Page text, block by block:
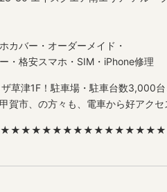
カバー・オーダーメイド・
・格安スマホ・SIM・iPhone修理
草津1F！駐車場・駐車台数3,000台
賀市、の方々も、電車から好アクセ